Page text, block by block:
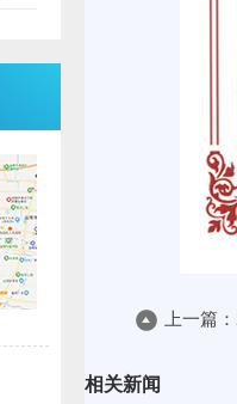
上一篇
相关新闻